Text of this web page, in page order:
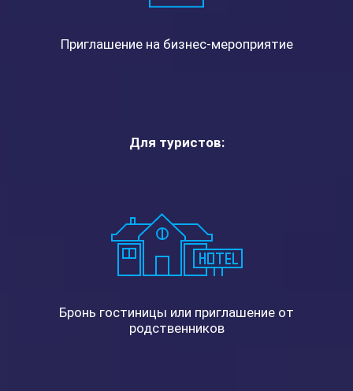
Приглашение на бизнес-мероприятие
Для туристов:
Бронь гостиницы или приглашение от
родственников